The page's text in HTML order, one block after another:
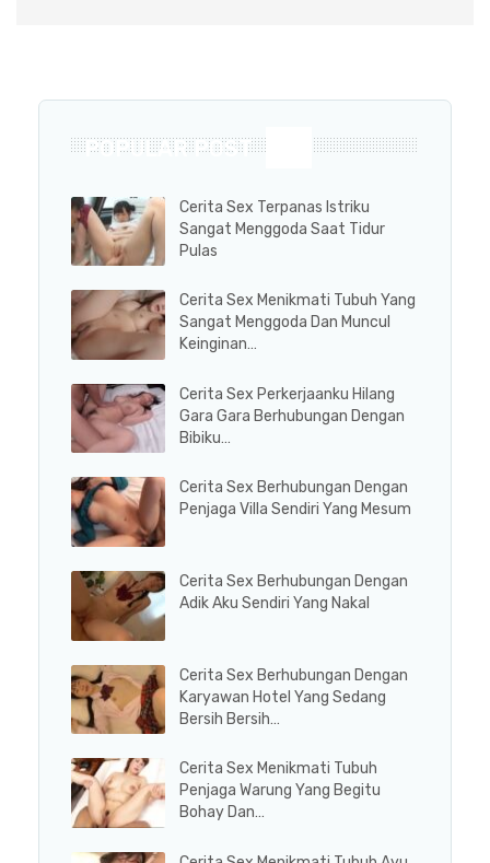
POPULAR POST
Cerita Sex Terpanas Istriku
Sangat Menggoda Saat Tidur
Pulas
Cerita Sex Menikmati Tubuh Yang
Sangat Menggoda Dan Muncul
Keinginan…
Cerita Sex Perkerjaanku Hilang
Gara Gara Berhubungan Dengan
Bibiku…
Cerita Sex Berhubungan Dengan
Penjaga Villa Sendiri Yang Mesum
Cerita Sex Berhubungan Dengan
Adik Aku Sendiri Yang Nakal
Cerita Sex Berhubungan Dengan
Karyawan Hotel Yang Sedang
Bersih Bersih…
Cerita Sex Menikmati Tubuh
Penjaga Warung Yang Begitu
Bohay Dan…